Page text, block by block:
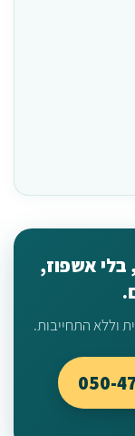
בלי אשפוז,
וללא התחייבות.